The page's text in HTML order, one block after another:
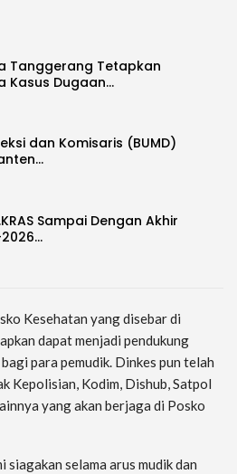
Tanggerang Tetapkan
Kasus Dugaan…
dan Komisaris (BUMD)
Sampai Dengan Akhir
Kesehatan yang disebar di
dapat menjadi pendukung
para pemudik. Dinkes pun telah
Kepolisian, Kodim, Dishub, Satpol
yang akan berjaga di Posko
siagakan selama arus mudik dan